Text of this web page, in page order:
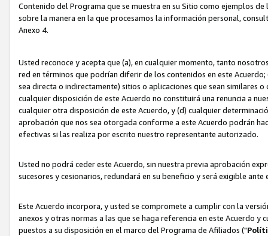
Contenido del Programa que se muestra en su Sitio como ejemplos
sobre la manera en la que procesamos la información personal,
Anexo 4.
Usted reconoce y acepta que (a), en cualquier momento, tanto
red en términos que podrían diferir de los contenidos en este
sea directa o indirectamente) sitios o aplicaciones que sean similares
cualquier disposición de este Acuerdo no constituirá una renuncia a
cualquier otra disposición de este Acuerdo, y (d) cualquier
aprobación que nos sea otorgada conforme a este Acuerdo podrán
efectivas si las realiza por escrito nuestro representante autorizado.
Usted no podrá ceder este Acuerdo, sin nuestra previa aprobación
sucesores y cesionarios, redundará en su beneficio y será exigible
Este Acuerdo incorpora, y usted se compromete a cumplir con la
anexos y otras normas a las que se haga referencia en este Acuerdo
puestos a su disposición en el marco del Programa de Afiliados ("